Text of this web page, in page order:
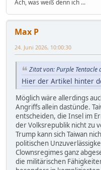
Ach, was weiß denn ich ...
Max P
24. Juni 2026, 10:00:30
Zitat von: Purple Tentacle
Hier der Artikel hinter
Möglich wäre allerdings
Angriffs allein dastünde.
entscheiden, die Insel im
der Volksrepublik nicht zu
Trump kann sich Taiwan
politischen
Clownsregimes ganz
die militärischen